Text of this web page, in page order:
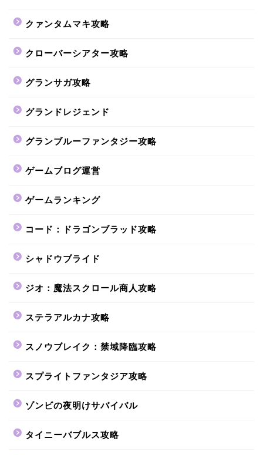
クァンタムマキ攻略
クローバーシアター攻略
グランサガ攻略
グランドレジェンド
グランブルーファンタジー攻略
ゲームブログ運営
ゲームランキング
コード：ドラゴンブラッド攻略
シャドウブライド
ジオ：魔法スクロール商人攻略
ステラアルカナ攻略
スノウブレイク：禁域降臨攻略
スプライトファンタジア攻略
ゾンビの夜明けサバイバル
タイニーバブルス攻略